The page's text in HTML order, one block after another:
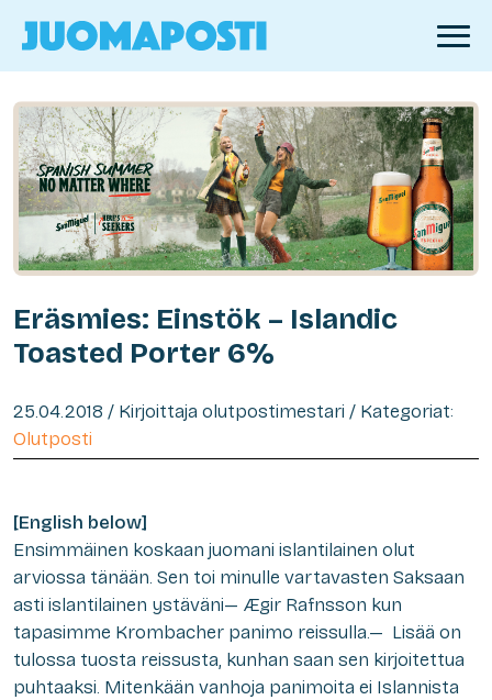
Eräsmies: Einstök – Islandic
Toasted Porter 6%
25.04.2018 / Kirjoittaja olutpostimestari / Kategoriat:
Olutposti
[English below]
Ensimmäinen koskaan juomani islantilainen olut
arviossa tänään. Sen toi minulle vartavasten Saksaan
asti islantilainen ystäväni— Ægir Rafnsson kun
tapasimme Krombacher panimo reissulla.— Lisää on
tulossa tuosta reissusta, kunhan saan sen kirjoitettua
puhtaaksi. Mitenkään vanhoja panimoita ei Islannista